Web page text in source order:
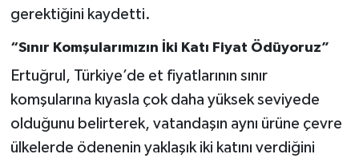
gerektiğini kaydetti.
“Sınır Komşularımızın İki Katı Fiyat Ödüyoruz”
Ertuğrul, Türkiye’de et fiyatlarının sınır
komşularına kıyasla çok daha yüksek seviyede
olduğunu belirterek, vatandaşın aynı ürüne çevre
ülkelerde ödenenin yaklaşık iki katını verdiğini